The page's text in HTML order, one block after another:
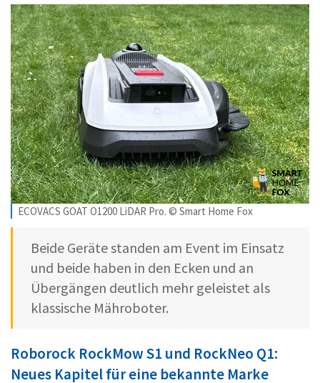
ECOVACS GOAT O1200 LiDAR Pro. © Smart Home Fox
Beide Geräte standen am Event im Einsatz
und beide haben in den Ecken und an
Übergängen deutlich mehr geleistet als
klassische Mähroboter.
Roborock RockMow S1 und RockNeo Q1:
Neues Kapitel für eine bekannte Marke